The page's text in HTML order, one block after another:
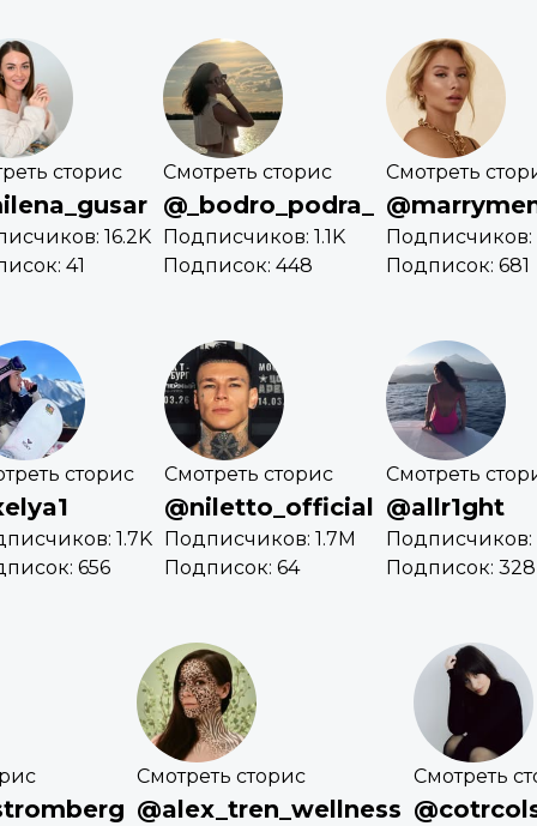
сторис
16.2K
41
Смотреть сторис
@_bodro_podra_
Подписчиков: 1.1K
Подписок: 448
Смотреть
Подписчиков:
Подписок: 681
сторис
1.7K
656
Смотреть сторис
@niletto_official
Подписчиков: 1.7M
Подписок: 64
Смотреть
@allr1ght
Подписчиков:
Подписок: 328
Смотреть сторис
@alex_tren_wellness
Смотреть